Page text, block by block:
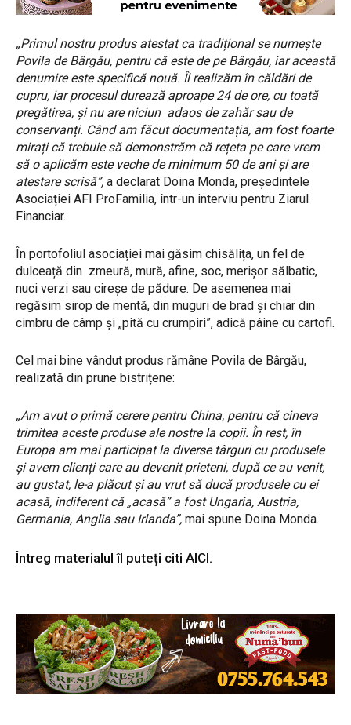
„Primul nostru produs atestat ca tradițional se numește
Povila de Bârgău, pentru că este de pe Bârgău, iar această
denumire este specifică nouă. Îl realizăm în căldări de
cupru, iar procesul durează aproape 24 de ore, cu toată
pregătirea, și nu are niciun adaos de zahăr sau de
conservanți. Când am făcut documentația, am fost foarte
mirați că trebuie să demonstrăm că rețeta pe care vrem
să o aplicăm este veche de minimum 50 de ani și are
atestare scrisă”, a declarat Doina Monda, președintele
Asociației AFI ProFamilia, într-un interviu pentru Ziarul
Financiar.
În portofoliul asociației mai găsim chisălița, un fel de
dulceață din zmeură, mură, afine, soc, merișor sălbatic,
nuci verzi sau cireșe de pădure. De asemenea mai
regăsim sirop de mentă, din muguri de brad și chiar din
cimbru de câmp și „pită cu crumpiri”, adică pâine cu cartofi.
Cel mai bine vândut produs rămâne Povila de Bârgău,
realizată din prune bistrițene:
„Am avut o primă cerere pentru China, pentru că cineva
trimitea aceste produse ale nostre la copii. În rest, în
Europa am mai participat la diverse târguri cu produsele
și avem clienți care au devenit prieteni, după ce au venit,
au gustat, le-a plăcut și au vrut să ducă produsele cu ei
acasă, indiferent că „acasă” a fost Ungaria, Austria,
Germania, Anglia sau Irlanda”, mai spune Doina Monda.
Întreg materialul îl puteți citi AICI.